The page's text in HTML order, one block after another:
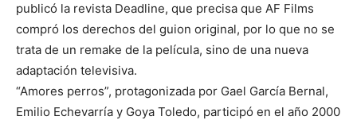
publicó la revista Deadline, que precisa que AF Films
compró los derechos del guion original, por lo que no se
trata de un remake de la película, sino de una nueva
adaptación televisiva.
“Amores perros”, protagonizada por Gael García Bernal,
Emilio Echevarría y Goya Toledo, participó en el año 2000